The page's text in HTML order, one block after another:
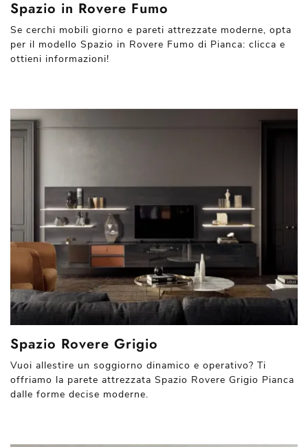
Spazio in Rovere Fumo
Se cerchi mobili giorno e pareti attrezzate moderne, opta
per il modello Spazio in Rovere Fumo di Pianca: clicca e
ottieni informazioni!
Spazio Rovere Grigio
Vuoi allestire un soggiorno dinamico e operativo? Ti
offriamo la parete attrezzata Spazio Rovere Grigio Pianca
dalle forme decise moderne.